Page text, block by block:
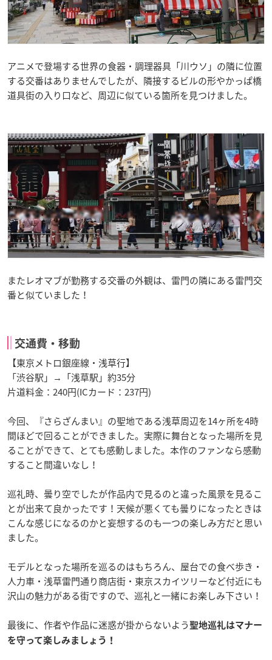
アニメで登場する世界の食器・調理器具「川ウソ」の隣に位置
する交番はありませんでしたが、隣接するビルの形やかっぱ橋
道具街の入り口など、周辺に似ている箇所を見つけました。
またレオマブが勤務する交番の外観は、雷門の隣にある雷門交
番と似ていました！
交通費・移動
【東京メトロ銀座線・浅草行】
「渋谷駅」→「浅草駅」約35分
片道料金：240円(ICカード：237円)
今回、『さらざんまい』の聖地である浅草周辺を14ヶ所を4時
間ほどで回ることができました。実際に舞台となった場所を見
ることができて、とても感動しました。本作のファンなら感動
すること間違いなし！
巡礼時、曇り空でしたが作品内で見るのと違った風景を見るこ
とが出来て良かったです！天候が悪くても曇りになったときは
こんな感じになるのかと妄想するのも一つの楽しみ方だと思い
ました。
モデルとなった場所を巡るのはもちろん、屋台での食べ歩き・
人力車・浅草雷門通り商店街・東京スカイツリーなど付近にも
沢山の魅力がある街ですので、巡礼と一緒にお楽しみ下さい！
最後に、作者や作品に迷惑が掛からないよう 聖地巡礼はマナー
を守って楽しみましょう！